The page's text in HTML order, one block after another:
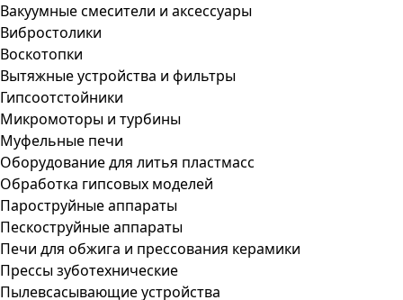
Вакуумные смесители и аксессуары
Вибростолики
Воскотопки
Вытяжные устройства и фильтры
Гипсоотстойники
Микромоторы и турбины
Муфельные печи
Оборудование для литья пластмасс
Обработка гипсовых моделей
Пароструйные аппараты
Пескоструйные аппараты
Печи для обжига и прессования керамики
Прессы зуботехнические
Пылевсасывающие устройства